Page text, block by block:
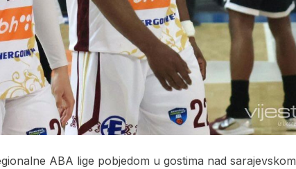
ABA lige pobjedom u gostima nad sarajevskom